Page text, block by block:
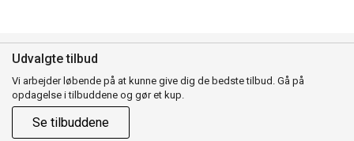
Udvalgte tilbud
Vi arbejder løbende på at kunne give dig de bedste tilbud. Gå på
opdagelse i tilbuddene og gør et kup.
Se tilbuddene